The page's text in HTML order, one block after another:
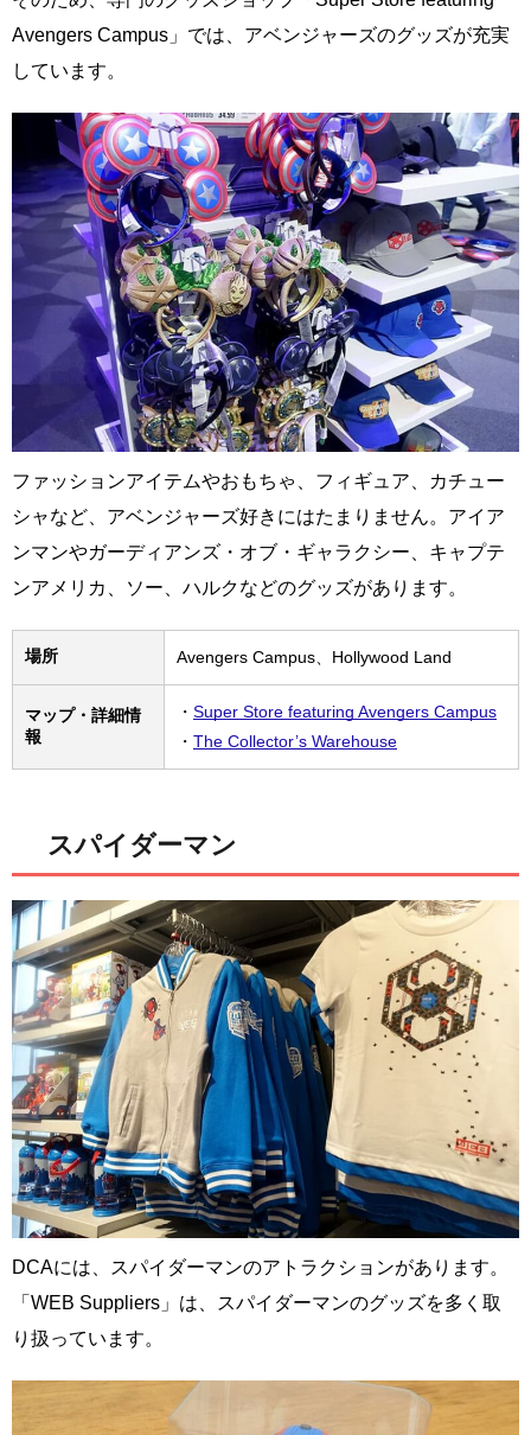
Avengers Campus」では、アベンジャーズのグッズが充実
しています。
ファッションアイテムやおもちゃ、フィギュア、カチュー
シャなど、アベンジャーズ好きにはたまりません。アイア
ンマンやガーディアンズ・オブ・ギャラクシー、キャプテ
ンアメリカ、ソー、ハルクなどのグッズがあります。
場所 Avengers Campus、Hollywood Land
マップ・詳細情
報
・ Super Store featuring Avengers Campus
・ The Collector’s Warehouse
スパイダーマン
DCAには、スパイダーマンのアトラクションがあります。
「WEB Suppliers」は、スパイダーマンのグッズを多く取
り扱っています。